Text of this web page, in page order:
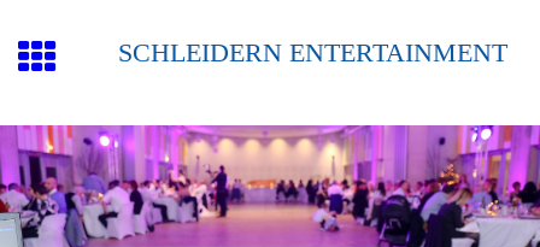
SCHLEIDERN ENTERTAINMENT